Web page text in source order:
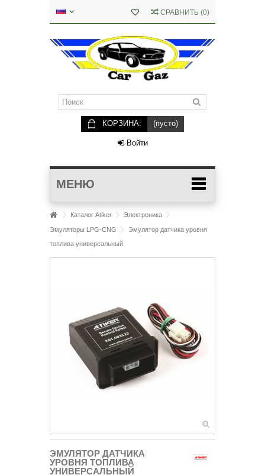
СРАВНИТЬ (0)
КОРЗИНА: (пусто)
Войти
МЕНЮ
Каталог Atiker Электроника
Эмуляторы LPG-CNG
Эмулятор датчика уровня
топлива универсальный
ЭМУЛЯТОР ДАТЧИКА
УРОВНЯ ТОПЛИВА
УНИВЕРСАЛЬНЫЙ